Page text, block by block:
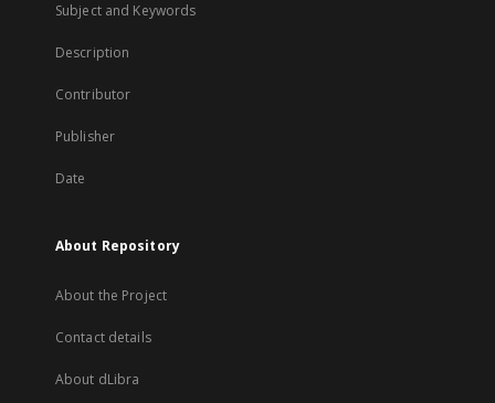
Subject and Keywords
Description
Contributor
Publisher
Date
About Repository
About the Project
Contact details
About dLibra